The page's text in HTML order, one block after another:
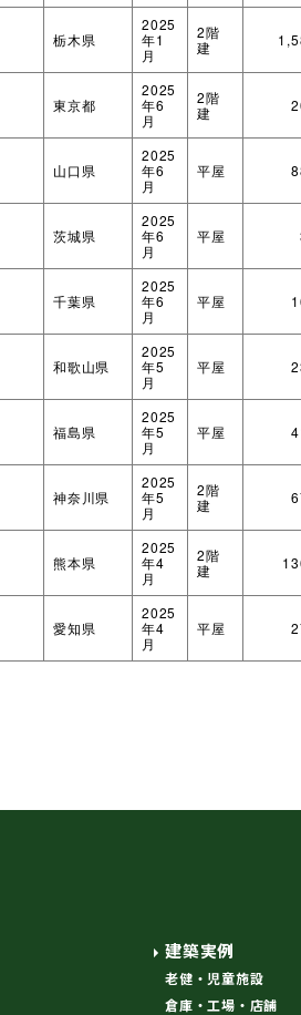
栃木県
2025
年1
月
2階
建
東京都
2025
年6
月
2階
建
山口県
2025
年6
月
平屋
茨城県
2025
年6
月
平屋
千葉県
2025
年6
月
平屋
和歌山県
2025
年5
月
平屋
福島県
2025
年5
月
平屋
神奈川県
2025
年5
月
2階
建
熊本県
2025
年4
月
2階
建
愛知県
2025
年4
月
平屋
建築実例
老健・児童施設
倉庫・工場・店舗